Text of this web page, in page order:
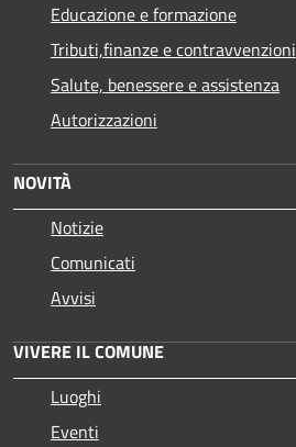
Educazione e formazione
Tributi,finanze e contravvenzioni
Salute, benessere e assistenza
Autorizzazioni
NOVITÀ
Notizie
Comunicati
Avvisi
VIVERE IL COMUNE
Luoghi
Eventi